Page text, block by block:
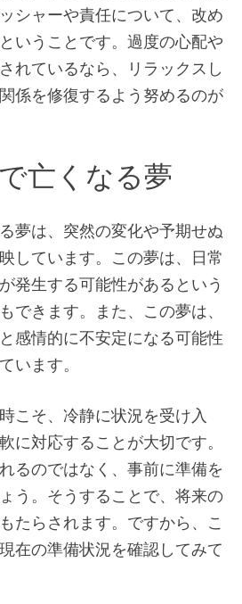
シャーや責任について、改め
いうことです。過度の心配や
れているなら、リラックスし
係を修復するよう努めるのが
亡くなる夢
夢は、突然の変化や予期せぬ
しています。この夢は、日常
発生する可能性があるという
できます。また、この夢は、
感情的に不安定になる可能性
います。
こそ、冷静に状況を受け入
に対応することが大切です。
るのではなく、事前に準備を
う。そうすることで、将来の
たらされます。ですから、こ
在の準備状況を確認してみて